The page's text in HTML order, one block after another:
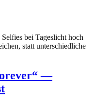
bei Tageslicht hoch
statt unterschiedliche
—